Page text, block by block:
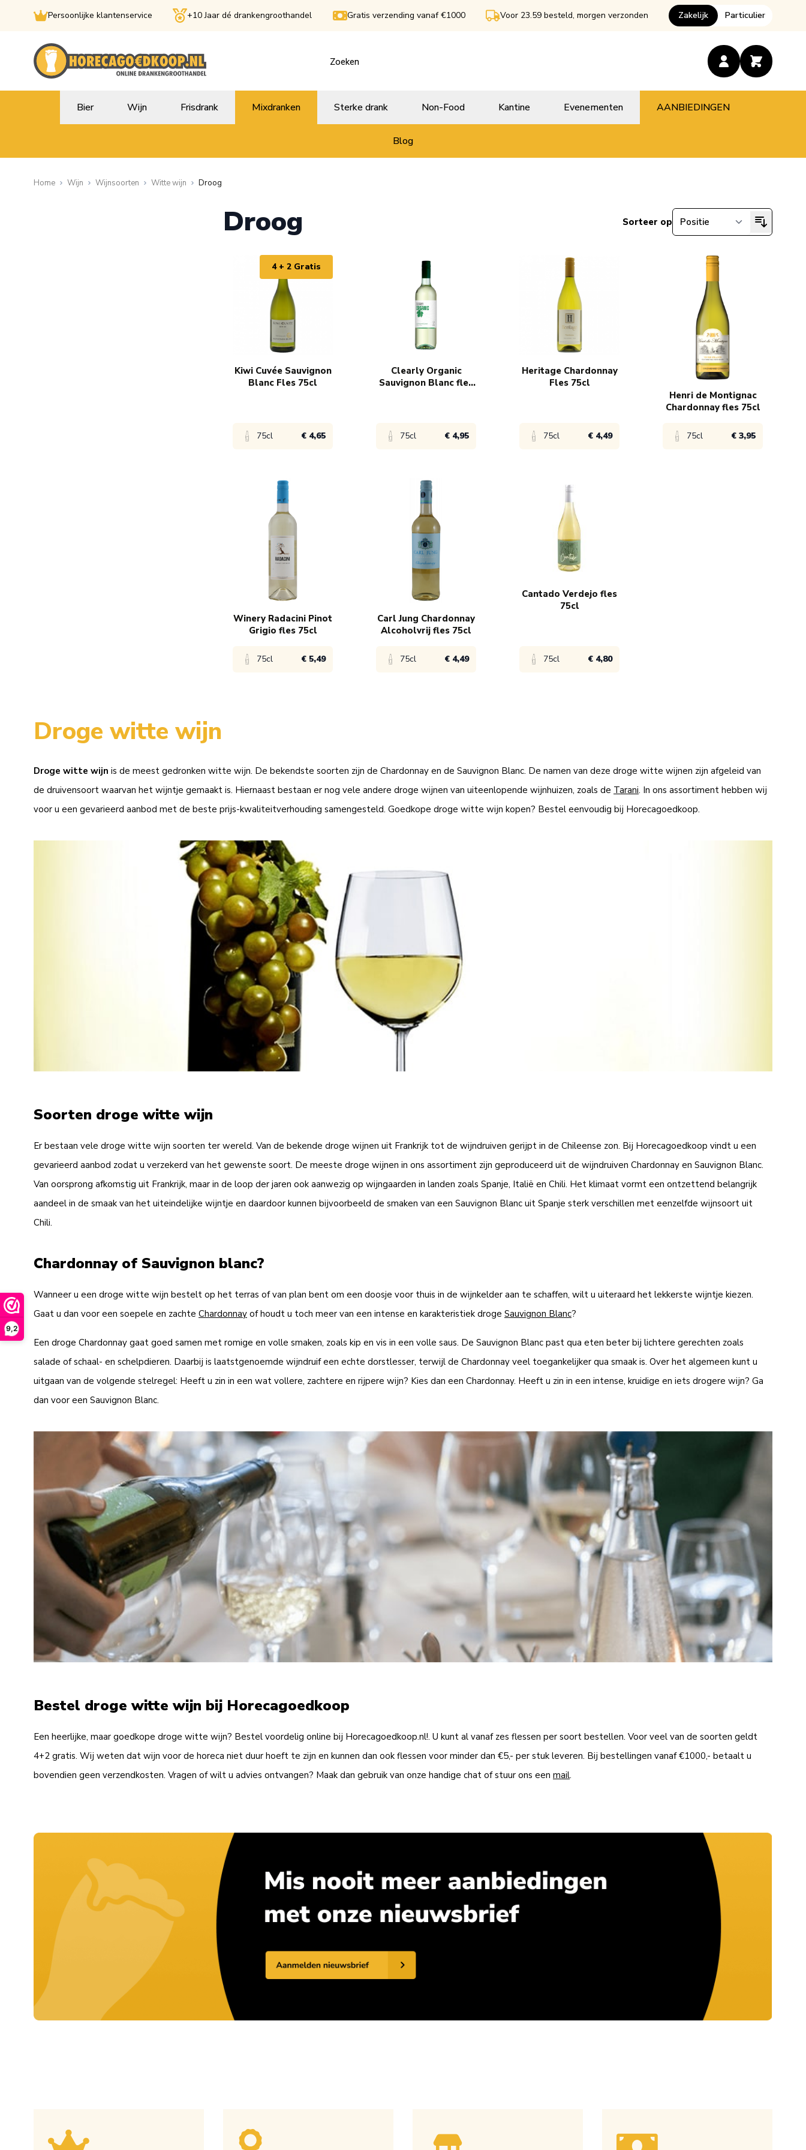
9,2
Persoonlijke klantenservice +10 Jaar dé drankengroothandel Gratis verzending vanaf €1000 Voor 23.59 besteld, morgen verzonden Zakelijk Particulier
Bier Wijn Frisdrank Mixdranken Sterke drank Non-Food Kantine Evenementen AANBIEDINGEN
Blog
Home Wijn Wijnsoorten Witte wijn Droog
Droog Sorteer op
4 + 2 Gratis
Kiwi Cuvée Sauvignon
Blanc Fles 75cl
75cl € 4,65
Bekijk product
€ 6,99
€ 4,65
Clearly Organic
Sauvignon Blanc fles
75cl € 4,95
Bekijk product
€ 5,45
€ 4,95
Heritage Chardonnay
Fles 75cl
75cl € 4,49
€ 4,99
€ 4,49
Henri de Montignac
Chardonnay fles 75cl
75cl € 3,95
Winery Radacini Pinot
Grigio fles 75cl
75cl € 5,49
6x € 5,49
Carl Jung Chardonnay
Alcoholvrij fles 75cl
75cl € 4,49
6x € 4,49
Cantado Verdejo fles
75cl
75cl € 4,80
6x € 4,80
Droge witte wijn
Droge witte wijn is de meest gedronken witte wijn. De bekendste soorten zijn de Chardonnay en de Sauvignon Blanc. De namen van deze droge witte wijnen zijn afgeleid van
de druivensoort waarvan het wijntje gemaakt is. Hiernaast bestaan er nog vele andere droge wijnen van uiteenlopende wijnhuizen, zoals de Tarani. In ons assortiment hebben wij
voor u een gevarieerd aanbod met de beste prijs-kwaliteitverhouding samengesteld. Goedkope droge witte wijn kopen? Bestel eenvoudig bij Horecagoedkoop.
Soorten droge witte wijn
Er bestaan vele droge witte wijn soorten ter wereld. Van de bekende droge wijnen uit Frankrijk tot de wijndruiven gerijpt in de Chileense zon. Bij Horecagoedkoop vindt u een
gevarieerd aanbod zodat u verzekerd van het gewenste soort. De meeste droge wijnen in ons assortiment zijn geproduceerd uit de wijndruiven Chardonnay en Sauvignon Blanc.
Van oorsprong afkomstig uit Frankrijk, maar in de loop der jaren ook aanwezig op wijngaarden in landen zoals Spanje, Italië en Chili. Het klimaat vormt een ontzettend belangrijk
aandeel in de smaak van het uiteindelijke wijntje en daardoor kunnen bijvoorbeeld de smaken van een Sauvignon Blanc uit Spanje sterk verschillen met eenzelfde wijnsoort uit
Chili.
Chardonnay of Sauvignon blanc?
Wanneer u een droge witte wijn bestelt op het terras of van plan bent om een doosje voor thuis in de wijnkelder aan te schaffen, wilt u uiteraard het lekkerste wijntje kiezen.
Gaat u dan voor een soepele en zachte Chardonnay of houdt u toch meer van een intense en karakteristiek droge Sauvignon Blanc?
Een droge Chardonnay gaat goed samen met romige en volle smaken, zoals kip en vis in een volle saus. De Sauvignon Blanc past qua eten beter bij lichtere gerechten zoals
salade of schaal- en schelpdieren. Daarbij is laatstgenoemde wijndruif een echte dorstlesser, terwijl de Chardonnay veel toegankelijker qua smaak is. Over het algemeen kunt u
uitgaan van de volgende stelregel: Heeft u zin in een wat vollere, zachtere en rijpere wijn? Kies dan een Chardonnay. Heeft u zin in een intense, kruidige en iets drogere wijn? Ga
dan voor een Sauvignon Blanc.
Bestel droge witte wijn bij Horecagoedkoop
Een heerlijke, maar goedkope droge witte wijn? Bestel voordelig online bij Horecagoedkoop.nl!. U kunt al vanaf zes flessen per soort bestellen. Voor veel van de soorten geldt
4+2 gratis. Wij weten dat wijn voor de horeca niet duur hoeft te zijn en kunnen dan ook flessen voor minder dan €5,- per stuk leveren. Bij bestellingen vanaf €1000,- betaalt u
bovendien geen verzendkosten. Vragen of wilt u advies ontvangen? Maak dan gebruik van onze handige chat of stuur ons een mail.